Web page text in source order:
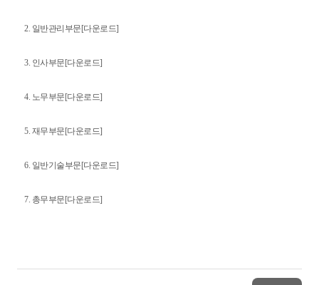
2. 일반관리부문 [다운로드]
3. 인사부문 [다운로드]
4. 노무부문 [다운로드]
5. 재무부문 [다운로드]
6. 일반기술부문 [다운로드]
7. 총무부문 [다운로드]